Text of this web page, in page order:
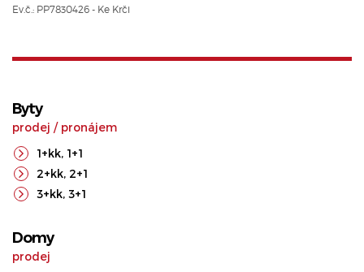
Ev.č.: PP7830426 - Ke Krči
Byty
prodej / pronájem
1+kk, 1+1
2+kk, 2+1
3+kk, 3+1
Domy
prodej